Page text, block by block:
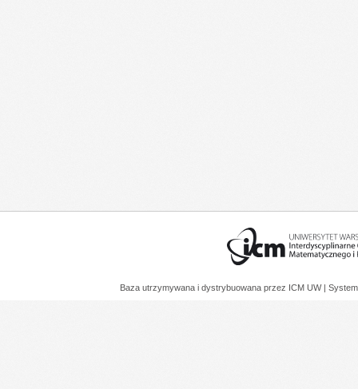
Baza utrzymywana i dystrybuowana przez ICM UW |